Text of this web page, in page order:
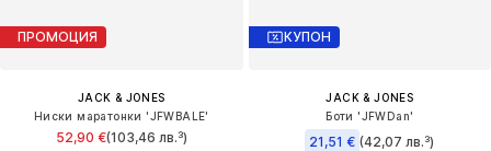
ПРОМОЦИЯ
JACK & JONES
Ниски маратонки 'JFWBALE'
52,90 €(103,46 лв.³)
КУПОН
JACK & JONES
Боти 'JFWDan'
21,51 € (42,07 лв.³)